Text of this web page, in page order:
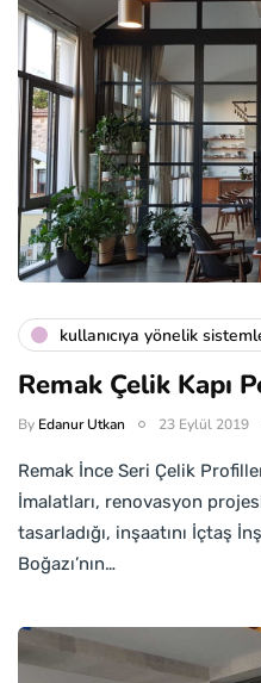
kullanıcıya yönelik
Remak Çelik Kapı
By Edanur Utkan 23 Eylül 2019
Remak İnce Seri Çelik
İmalatları, renovasyon
tasarladığı, inşaatını İçtaş
Boğazı’nın…